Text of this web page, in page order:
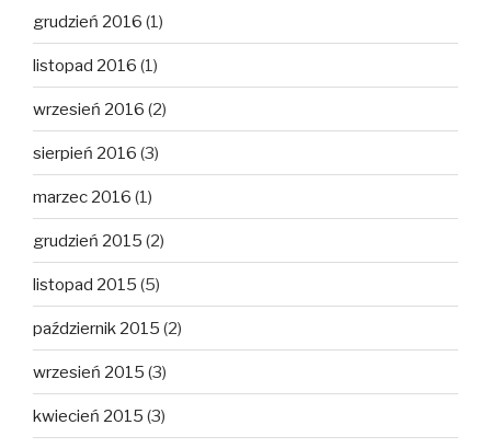
grudzień 2016 (1)
listopad 2016 (1)
wrzesień 2016 (2)
sierpień 2016 (3)
marzec 2016 (1)
grudzień 2015 (2)
listopad 2015 (5)
październik 2015 (2)
wrzesień 2015 (3)
kwiecień 2015 (3)